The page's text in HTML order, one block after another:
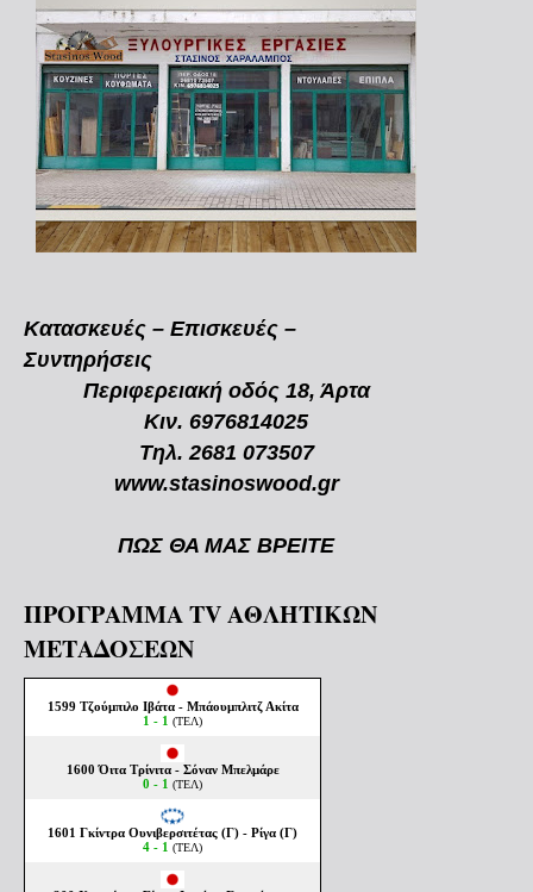
Κατασκευές – Επισκευές –
Συντηρήσεις
Περιφερειακή οδός 18, Άρτα
Κιν. 6976814025
Τηλ. 2681 073507
www.stasinoswood.gr
ΠΩΣ ΘΑ ΜΑΣ ΒΡΕΙΤΕ
ΠΡΟΓΡΑΜΜΑ TV ΑΘΛΗΤΙΚΩΝ
ΜΕΤΑΔΟΣΕΩΝ